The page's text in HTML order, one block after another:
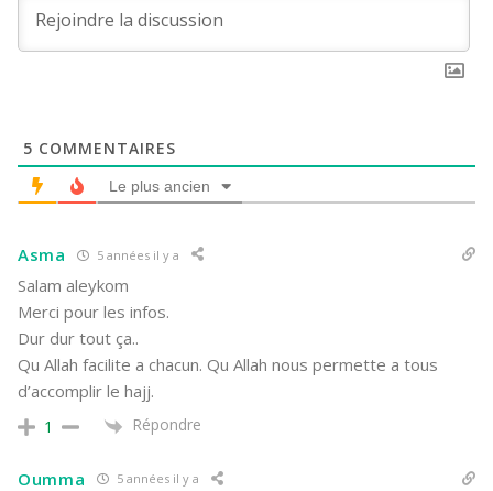
5 COMMENTAIRES
Le plus ancien
Asma 5 années il y a
Salam aleykom
Merci pour les infos.
Dur dur tout ça..
Qu Allah facilite a chacun. Qu Allah nous permette a tous
d’accomplir le hajj.
1 Répondre
Oumma 5 années il y a